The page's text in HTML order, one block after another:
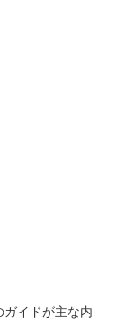
にて販売された
イドが主な内